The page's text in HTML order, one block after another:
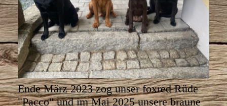
Ende März 2023 zog unser foxred Rüde
"Pacco" und im Mai 2025 unsere braune